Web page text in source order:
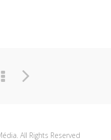
All Rights Reserved